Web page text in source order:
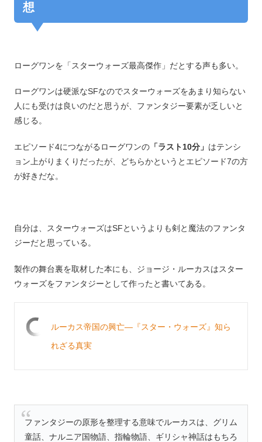
想
ローグワンを「スターウォーズ最高傑作」だとする声も多い。
ローグワンは硬派なSFなのでスターウォーズをあまり知らない
人にも受けは良いのだと思うが、ファンタジー要素が乏しいと
感じる。
エピソード4につながるローグワンの 「ラスト10分」 はテンシ
ョン上がりまくりだったが、どちらかというとエピソード7の方
が好きだな。
自分は、スターウォーズはSFというよりも剣と魔法のファンタ
ジーだと思っている。
製作の舞台裏を取材した本にも、ジョージ・ルーカスはスター
ウォーズをファンタジーとして作ったと書いてある。
ルーカス帝国の興亡―『スター・ウォーズ』知ら
れざる真実
ファンタジーの原形を整理する意味でルーカスは、グリム
童話、ナルニア国物語、指輪物語、ギリシャ神話はもちろ